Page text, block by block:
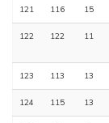
121 116 15
122 122 11
123 113 13
124 115 13